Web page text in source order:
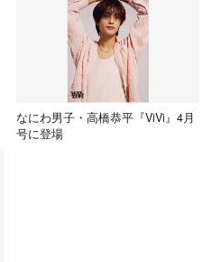
なにわ男子・高橋恭平『ViVi』4月
号に登場